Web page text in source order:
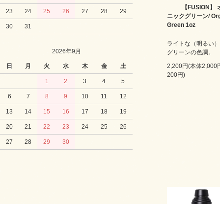
23 24 25 26 27 28 29
30 31
2026年9月
日 月 火 水 木 金 土
1 2 3 4 5
6 7 8 9 10 11 12
13 14 15 16 17 18 19
20 21 22 23 24 25 26
27 28 29 30
【FUSION】
ニックグリーン/
Green 1oz
ライトな（明るい
グリーンの色調。
2,200円(本体2,000
200円)